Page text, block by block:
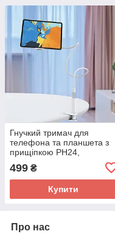
Гнучкий тримач для
телефона та планшета з
прищіпкою PH24,
кріплення для смартфона
на гнучкій ніжці
499 ₴
Купити
Про нас